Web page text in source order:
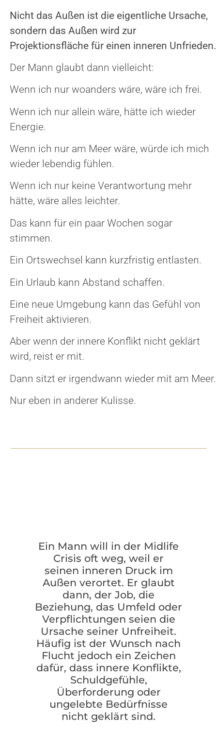
Nicht das Außen ist die eigentliche Ursache,
sondern das Außen wird zur
Projektionsfläche für einen inneren Unfrieden.
Der Mann glaubt dann vielleicht:
Wenn ich nur woanders wäre, wäre ich frei.
Wenn ich nur allein wäre, hätte ich wieder
Energie.
Wenn ich nur am Meer wäre, würde ich mich
wieder lebendig fühlen.
Wenn ich nur keine Verantwortung mehr
hätte, wäre alles leichter.
Das kann für ein paar Wochen sogar
stimmen.
Ein Ortswechsel kann kurzfristig entlasten.
Ein Urlaub kann Abstand schaffen.
Eine neue Umgebung kann das Gefühl von
Freiheit aktivieren.
Aber wenn der innere Konflikt nicht geklärt
wird, reist er mit.
Dann sitzt er irgendwann wieder mit am Meer.
Nur eben in anderer Kulisse.
Ein Mann will in der Midlife
Crisis oft weg, weil er
seinen inneren Druck im
Außen verortet. Er glaubt
dann, der Job, die
Beziehung, das Umfeld oder
Verpflichtungen seien die
Ursache seiner Unfreiheit.
Häufig ist der Wunsch nach
Flucht jedoch ein Zeichen
dafür, dass innere Konflikte,
Schuldgefühle,
Überforderung oder
ungelebte Bedürfnisse
nicht geklärt sind.